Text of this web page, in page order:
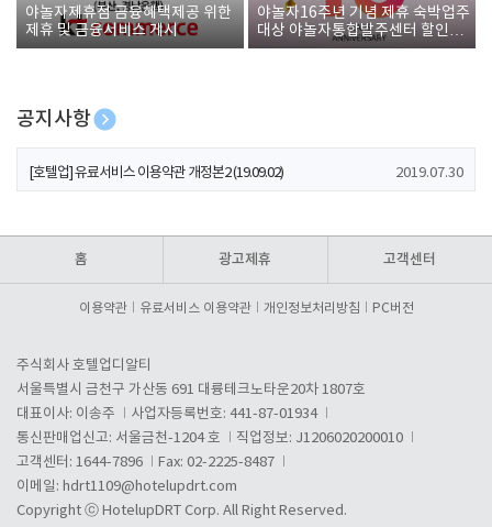
야놀자제휴점 금융혜택제공 위한
제휴 및 금융서비스 게시
야놀자16주년 기념 제휴 숙박업주
대상 야놀자통합발주센터 할인쿠
폰 증정
공지사항
[호텔업] 개인정보 처리방침 개정본1 (19.09.02)
[호텔업] 유료서비스 이용약관 개정본2 (19.09.02) 2019.07.30
홈 광고제휴 고객센터
이용약관 유료서비스 이용약관 개인정보처리방침 PC버전
주식회사 호텔업디알티
서울특별시 금천구 가산동 691 대륭테크노타운20차 1807호
대표이사: 이송주
사업자등록번호: 441-87-01934
통신판매업신고: 서울금천-1204 호
직업정보: J1206020200010
고객센터: 1644-7896
Fax: 02-2225-8487
이메일: hdrt1109@hotelupdrt.com
Copyright ⓒ HotelupDRT Corp. All Right Reserved.